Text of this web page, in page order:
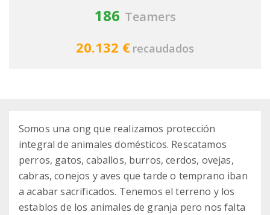
186 Teamers
20.132 € recaudados
Somos una ong que realizamos protección
integral de animales domésticos. Rescatamos
perros, gatos, caballos, burros, cerdos, ovejas,
cabras, conejos y aves que tarde o temprano iban
a acabar sacrificados. Tenemos el terreno y los
establos de los animales de granja pero nos falta